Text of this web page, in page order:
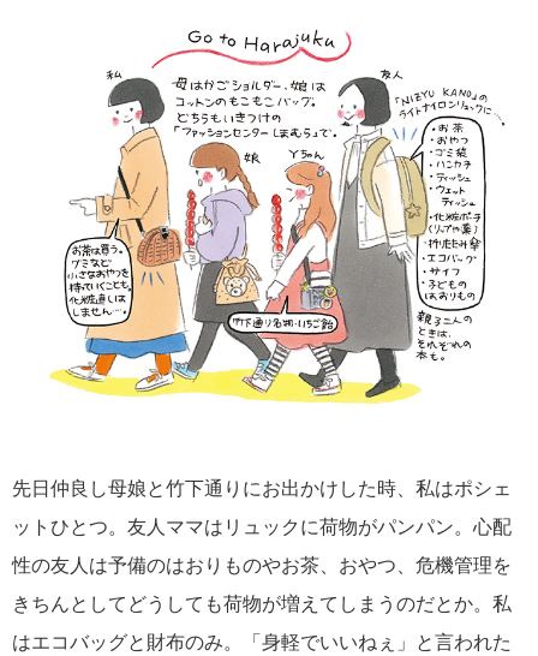
先日仲良し母娘と竹下通りにお出かけした時、私はポシェ
ットひとつ。友人ママはリュックに荷物がパンパン。心配
性の友人は予備のはおりものやお茶、おやつ、危機管理を
きちんとしてどうしても荷物が増えてしまうのだとか。私
はエコバッグと財布のみ。「身軽でいいねぇ」と言われた